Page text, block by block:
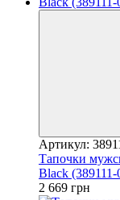
Артикул:
Тапочки
Black (389111-
2 669 грн